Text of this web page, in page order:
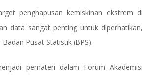
penghapusan kemiskinan ekstrem di
data sangat penting untuk diperhatikan,
Pusat Statistik (BPS).
pemateri dalam Forum Akademisi